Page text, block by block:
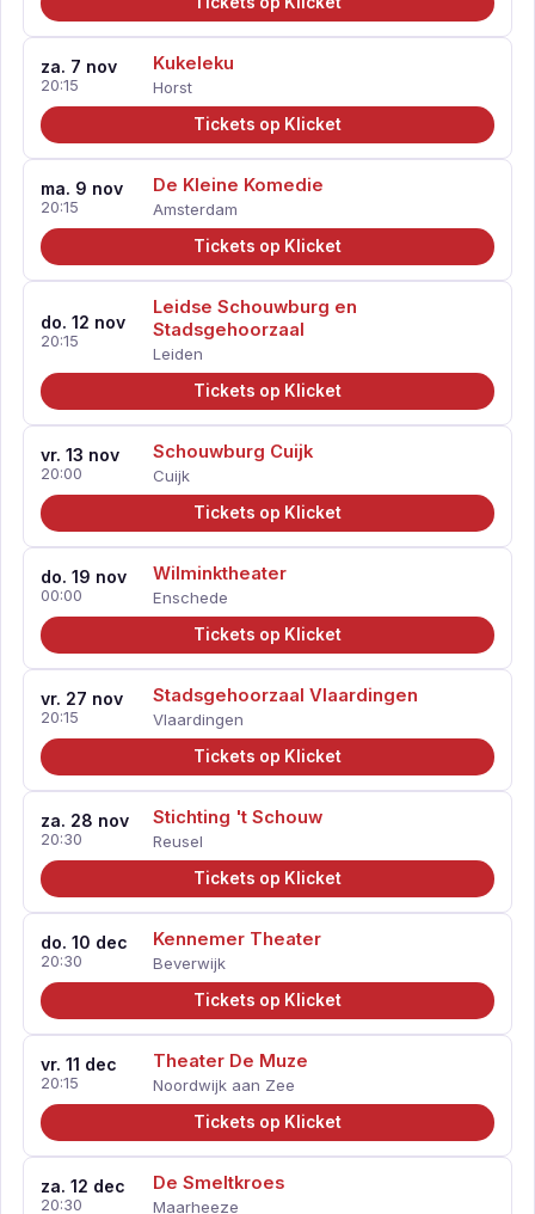
za. 7 nov
20:15
Kukeleku
Horst
Tickets op Klicket
ma. 9 nov
20:15
De Kleine Komedie
Amsterdam
Tickets op Klicket
do. 12 nov
20:15
Leidse Schouwburg en
Stadsgehoorzaal
Leiden
Tickets op Klicket
vr. 13 nov
20:00
Schouwburg Cuijk
Cuijk
Tickets op Klicket
do. 19 nov
00:00
Wilminktheater
Enschede
Tickets op Klicket
vr. 27 nov
20:15
Stadsgehoorzaal Vlaardingen
Vlaardingen
Tickets op Klicket
za. 28 nov
20:30
Stichting 't Schouw
Reusel
Tickets op Klicket
do. 10 dec
20:30
Kennemer Theater
Beverwijk
Tickets op Klicket
vr. 11 dec
20:15
Theater De Muze
Noordwijk aan Zee
Tickets op Klicket
za. 12 dec
20:30
De Smeltkroes
Maarheeze